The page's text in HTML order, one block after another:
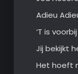
Adieu
‘T is voorbij
Jij bekijkt
Het hoeft